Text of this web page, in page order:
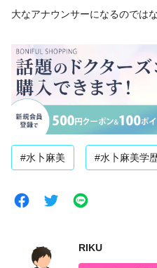
大なアナウンサーになるのでは
#水卜麻美 #水卜麻美学
RIKU